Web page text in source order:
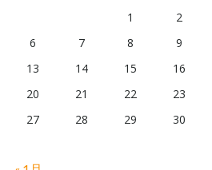
1
2
6 7 8
9
13 14 15
16
20 21 22
23
27 28 29
30